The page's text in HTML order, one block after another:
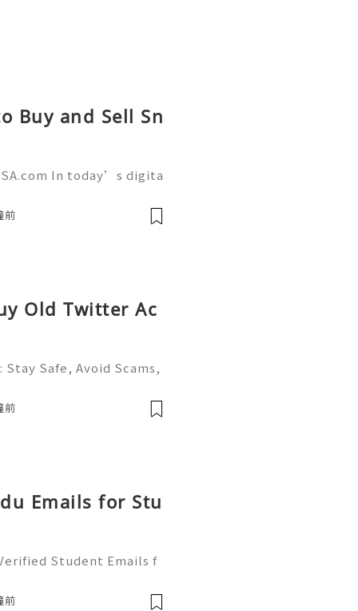
Buy and Sell Sn
In today’s digita
Snapch
前
Old Twitter Ac
Safe, Avoid Scams,
media platforms, conne
前
Emails for Stu
Student Emails f
now our websitehttp
前